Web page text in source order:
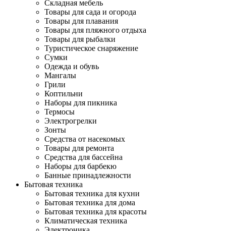
Складная мебель
Товары для сада и огорода
Товары для плавания
Товары для пляжного отдыха
Товары для рыбалки
Туристическое снаряжение
Сумки
Одежда и обувь
Мангалы
Грили
Коптильни
Наборы для пикника
Термосы
Электрогрелки
Зонты
Средства от насекомых
Товары для ремонта
Средства для бассейна
Наборы для барбекю
Банные принадлежности
Бытовая техника
Бытовая техника для кухни
Бытовая техника для дома
Бытовая техника для красоты
Климатическая техника